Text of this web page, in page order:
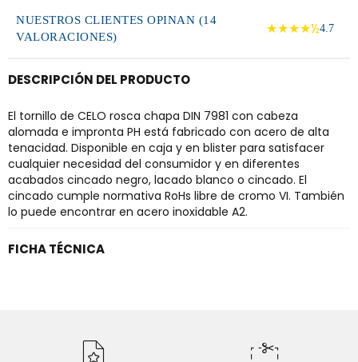
NUESTROS CLIENTES OPINAN (14
VALORACIONES)
★★★★½4.7
DESCRIPCIÓN DEL PRODUCTO
El tornillo de CELO rosca chapa DIN 7981 con cabeza
alomada e impronta PH está fabricado con acero de alta
tenacidad. Disponible en caja y en blister para satisfacer
cualquier necesidad del consumidor y en diferentes
acabados cincado negro, lacado blanco o cincado. El
cincado cumple normativa RoHs libre de cromo VI. También
lo puede encontrar en acero inoxidable A2.
FICHA TÉCNICA